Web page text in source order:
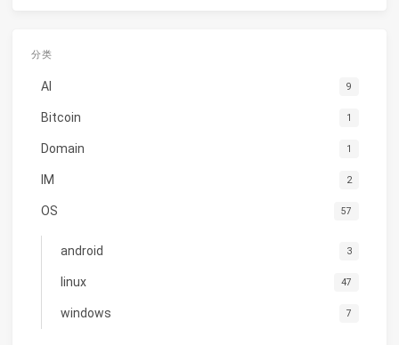
分类
AI 9
Bitcoin 1
Domain 1
IM 2
OS 57
android 3
linux 47
windows 7